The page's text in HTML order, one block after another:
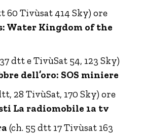
60 Tivùsat 414 Sky) ore
Water Kingdom of the
dtt e TivùSat 54, 123 Sky)
dell’oro: SOS miniere
28 TivùSat, 170 Sky) ore
La radiomobile 1a tv
(ch. 55 dtt 17 Tivùsat 163